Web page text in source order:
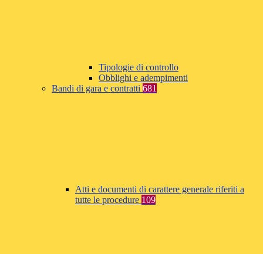
Tipologie di controllo
Obblighi e adempimenti
Bandi di gara e contratti 681
Atti e documenti di carattere generale riferiti a
tutte le procedure 109